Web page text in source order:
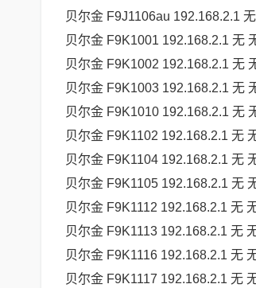
贝尔金 F9J1106au 192.168.2.1
贝尔金 F9K1001 192.168.2.1 无
贝尔金 F9K1002 192.168.2.1 无
贝尔金 F9K1003 192.168.2.1 无
贝尔金 F9K1010 192.168.2.1 无
贝尔金 F9K1102 192.168.2.1 无
贝尔金 F9K1104 192.168.2.1 无
贝尔金 F9K1105 192.168.2.1 无
贝尔金 F9K1112 192.168.2.1 无
贝尔金 F9K1113 192.168.2.1 无
贝尔金 F9K1116 192.168.2.1 无
贝尔金 F9K1117 192.168.2.1 无